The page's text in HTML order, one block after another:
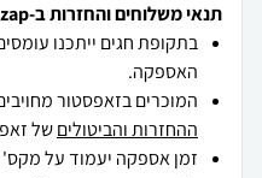
תנאי משלוחים והחזרות ב-zap
בתקופת חגים ייתכנו
האספקה.
המוכרים בזאפסטור
ההחזרות והביטוליםשל זאפ
זמן אספקה יעמוד על מקס' 7 ימי עסקים מיום הזמנה,